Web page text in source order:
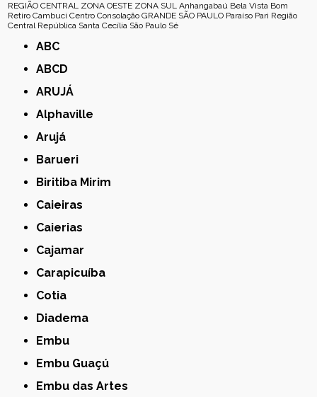
REGIÃO CENTRAL ZONA OESTE ZONA SUL Anhangabaú Bela Vista Bom
Retiro Cambuci Centro Consolação GRANDE SÃO PAULO Paraíso Pari Região
Central República Santa Cecília São Paulo Sé
ABC
ABCD
ARUJÁ
Alphaville
Arujá
Barueri
Biritiba Mirim
Caieiras
Caierias
Cajamar
Carapicuíba
Cotia
Diadema
Embu
Embu Guaçú
Embu das Artes